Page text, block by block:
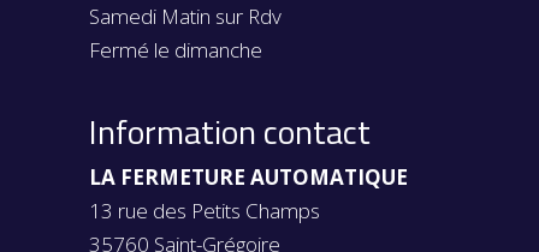
Samedi Matin sur Rdv
Fermé le dimanche
Information contact
LA FERMETURE AUTOMATIQUE
13 rue des Petits Champs
35760 Saint-Grégoire